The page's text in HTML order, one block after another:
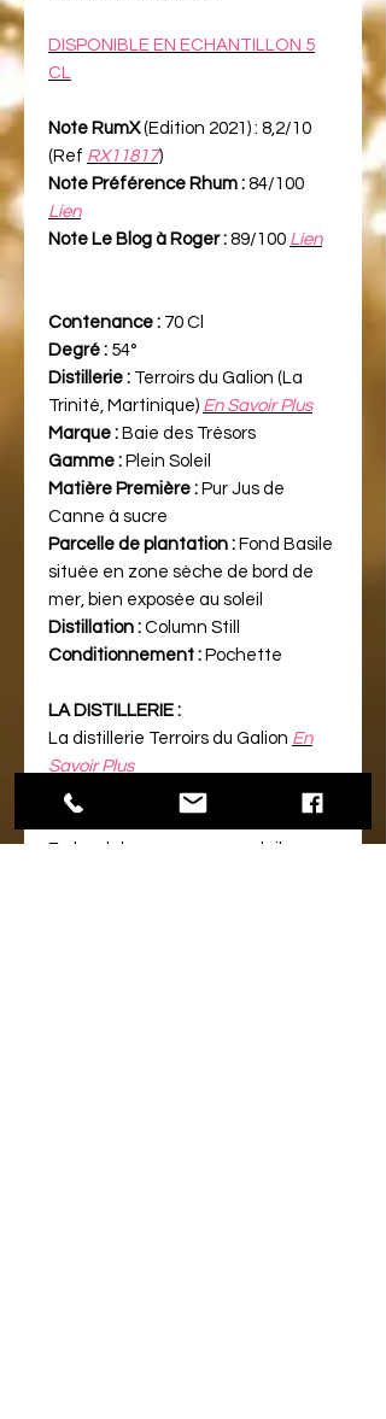
DISPONIBLE EN ECHANTILLON 5
CL
Note RumX(Edition 2021) : 8,2/10
(Ref RX11817)
Note Préférence Rhum : 84/100
Lien
Note Le Blog à Roger : 89/100 Lien
Contenance : 70 Cl
Degré : 54°
Distillerie : Terroirs du Galion (La
Trinité, Martinique) En Savoir Plus
Marque : Baie des Trésors
Gamme : Plein Soleil
Matière Première : Pur Jus de
Canne à sucre
Parcelle de plantation : Fond Basile
située en zone sèche de bord de
mer, bien exposée au soleil
Distillation : Column Still
Conditionnement : Pochette
LA DISTILLERIE :
La distillerie Terroirs du Galion En
Savoir Plus
En bord de mer, sous un soleil